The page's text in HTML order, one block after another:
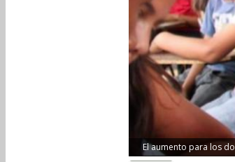
El aumento para los